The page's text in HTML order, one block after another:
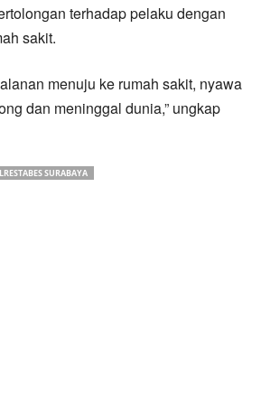
terhadap pelaku dengan
sakit.
menuju ke rumah sakit, nyawa
dan meninggal dunia,” ungkap
SURABAYA